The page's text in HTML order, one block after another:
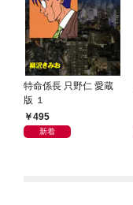
特命係長 只野仁 愛蔵
版 １
495
新着